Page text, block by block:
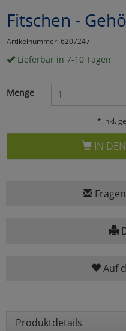
Fitschen -
Artikelnummer: 6207247
Lieferbar in 7-10 Tagen
Menge
* inkl.
IN DEN
Auf
Produktdetails
Marketing
Umfragetools
Cookies